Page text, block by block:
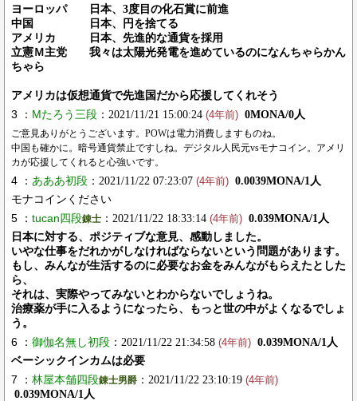
ヨーロッパ 日本、3度目の化石賞に前進
中国 日本、円を捨てる
アメリカ 日本、先進的な通貨を採用
立憲Ｍ主党 我々は太陽光発電を進めているのになんちゃらかん
ちゃら
アメリカは仮想通貨で先進国だから応援してくれそう
3 ： Mたろう三段 ：2021/11/21 15:00:24 (4年前) 0MONA/0人
ご意見ありがとうございます。POWは電力消費しますものね。
中国も確かに。暗号通貨禁止ですしね。デジタル人民元vsモナコイン。アメリ
カが応援してくれると心強いです。
4 ： あああ初段 ：2021/11/22 07:23:07 (4年前) 0.0039MONA/1人
モナコインください
5 ： tucan四段錬士 ：2021/11/22 18:33:14 (4年前) 0.039MONA/1人
日本に対する、ポジティブな意見、感動しました。
いやな仕事をだれかがしなければならないという問題があります。
もし、みんなが生活するのに必要なお金をみんながもらえたとした
ら、
それは、実際やってみないとわからないでしょうね。
治療薬が手に入るようになったら、もっと世の中がよくなるでしょ
う。
6 ： 御伽名無し初段 ：2021/11/22 21:34:58 (4年前) 0.039MONA/1人
ベーシックインカムは必要
7 ： 林屋本舗四段錬士男爵 ：2021/11/22 23:10:19 (4年前)
0.039MONA/1人